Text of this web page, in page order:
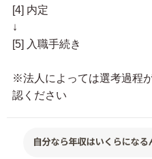
[4] 内定
↓
[5] 入職手続き
※法人によっては選考過程
認ください